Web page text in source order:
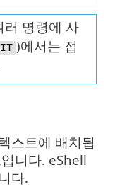
러 명령에 사
)에서는 접
스트에 배치됩
니다. eShell
다.